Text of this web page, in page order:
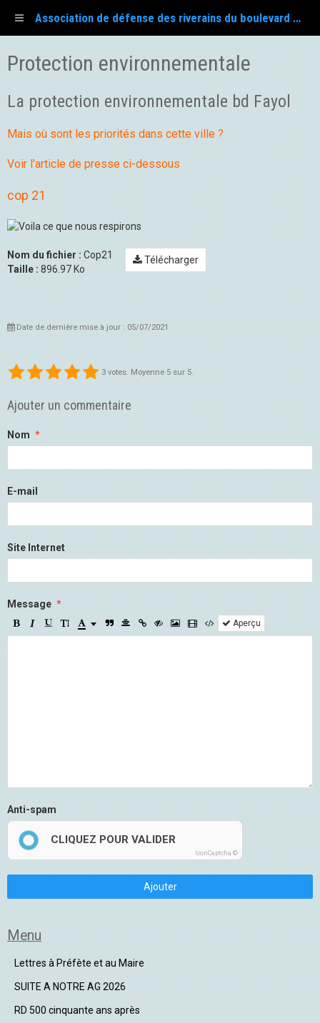
Association de défense des riverains du boulevard Fayol
Protection environnementale
La protection environnementale bd Fayol
Mais où sont les priorités dans cette ville ?
Voir l'article de presse ci-dessous
cop 21
Nom du fichier : Cop21
Taille : 896.97 Ko
Télécharger
Date de dernière mise à jour : 05/07/2021
3 votes. Moyenne 5 sur 5.
Ajouter un commentaire
Nom
E-mail
Site Internet
Message
Aperçu
Anti-spam
CLIQUEZ POUR VALIDER
IconCaptcha ©
Ajouter
Menu
Lettres à Préfète et au Maire
SUITE A NOTRE AG 2026
RD 500 cinquante ans après